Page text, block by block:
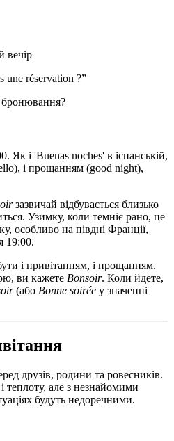
вечір
une réservation ?”
бронювання?
і 'Buenas noches' в іспанській,
і прощанням (good night),
зазвичай відбувається близько
Узимку, коли темніє рано, це
особливо на півдні Франції,
19:00.
і привітанням, і прощанням.
ви кажете Bonsoir. Коли йдете,
(або Bonne soirée у значенні
друзів, родини та ровесників.
теплоту, але з незнайомими
будуть недоречними.